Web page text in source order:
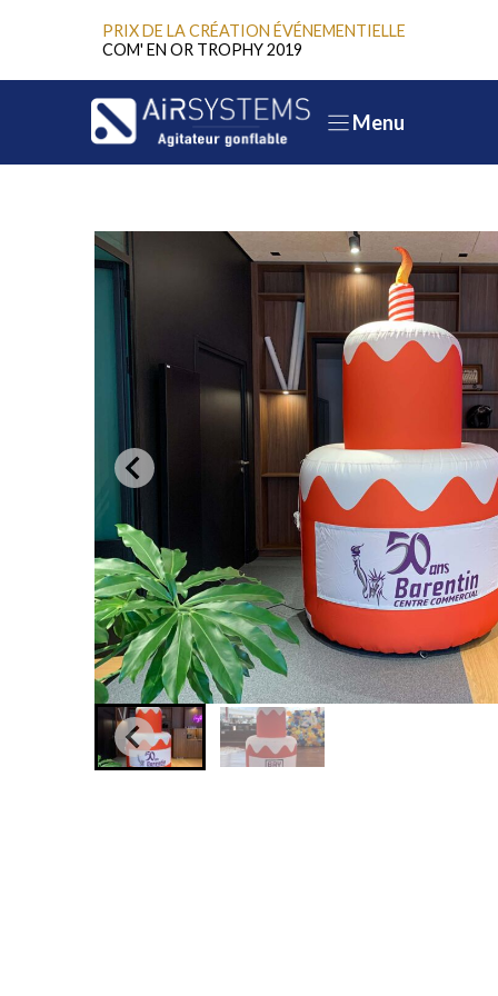
PRIX DE LA CRÉATION ÉVÉNEMENTIELLE
COM' EN OR TROPHY 2019
Menu